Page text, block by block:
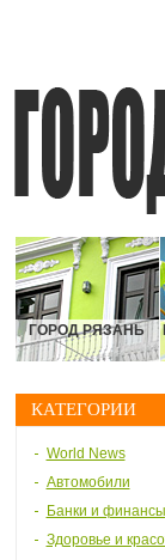
ГОРОД РЯЗАНЬ
КАТЕГОРИИ
World News
Автомобили
Банки и финансы
Здоровье и